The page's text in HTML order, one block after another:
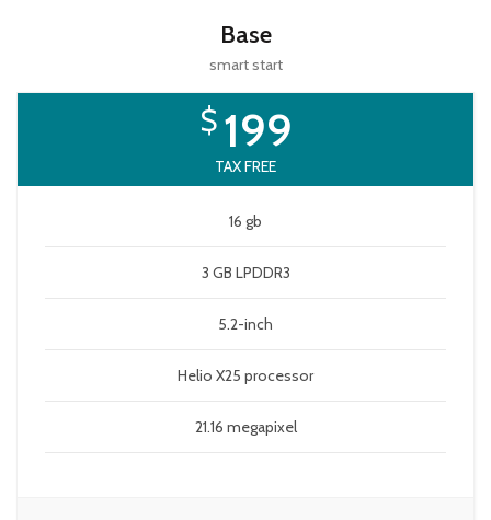
Base
smart start
$ 199
TAX FREE
16 gb
3 GB LPDDR3
5.2-inch
Helio X25 processor
21.16 megapixel